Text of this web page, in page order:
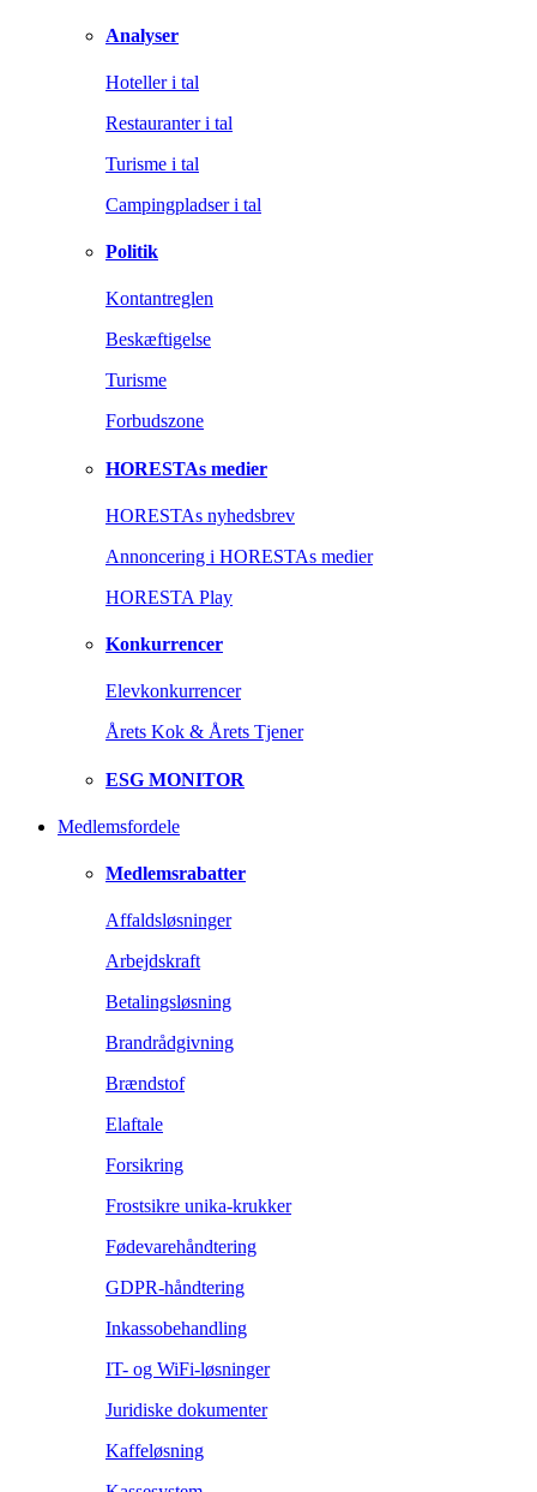
Analyser
Hoteller i tal
Restauranter i tal
Turisme i tal
Campingpladser i tal
Politik
Kontantreglen
Beskæftigelse
Turisme
Forbudszone
HORESTAs medier
HORESTAs nyhedsbrev
Annoncering i HORESTAs medier
HORESTA Play
Konkurrencer
Elevkonkurrencer
Årets Kok & Årets Tjener
ESG MONITOR
Medlemsfordele
Medlemsrabatter
Affaldsløsninger
Arbejdskraft
Betalingsløsning
Brandrådgivning
Brændstof
Elaftale
Forsikring
Frostsikre unika-krukker
Fødevarehåndtering
GDPR-håndtering
Inkassobehandling
IT- og WiFi-løsninger
Juridiske dokumenter
Kaffeløsning